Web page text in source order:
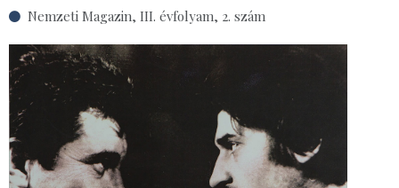
Nemzeti Magazin, III. évfolyam, 2. szám